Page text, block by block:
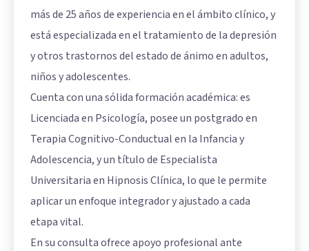
más de 25 años de experiencia en el ámbito clínico, y
está especializada en el tratamiento de la depresión
y otros trastornos del estado de ánimo en adultos,
niños y adolescentes.
Cuenta con una sólida formación académica: es
Licenciada en Psicología, posee un postgrado en
Terapia Cognitivo-Conductual en la Infancia y
Adolescencia, y un título de Especialista
Universitaria en Hipnosis Clínica, lo que le permite
aplicar un enfoque integrador y ajustado a cada
etapa vital.
En su consulta ofrece apoyo profesional ante